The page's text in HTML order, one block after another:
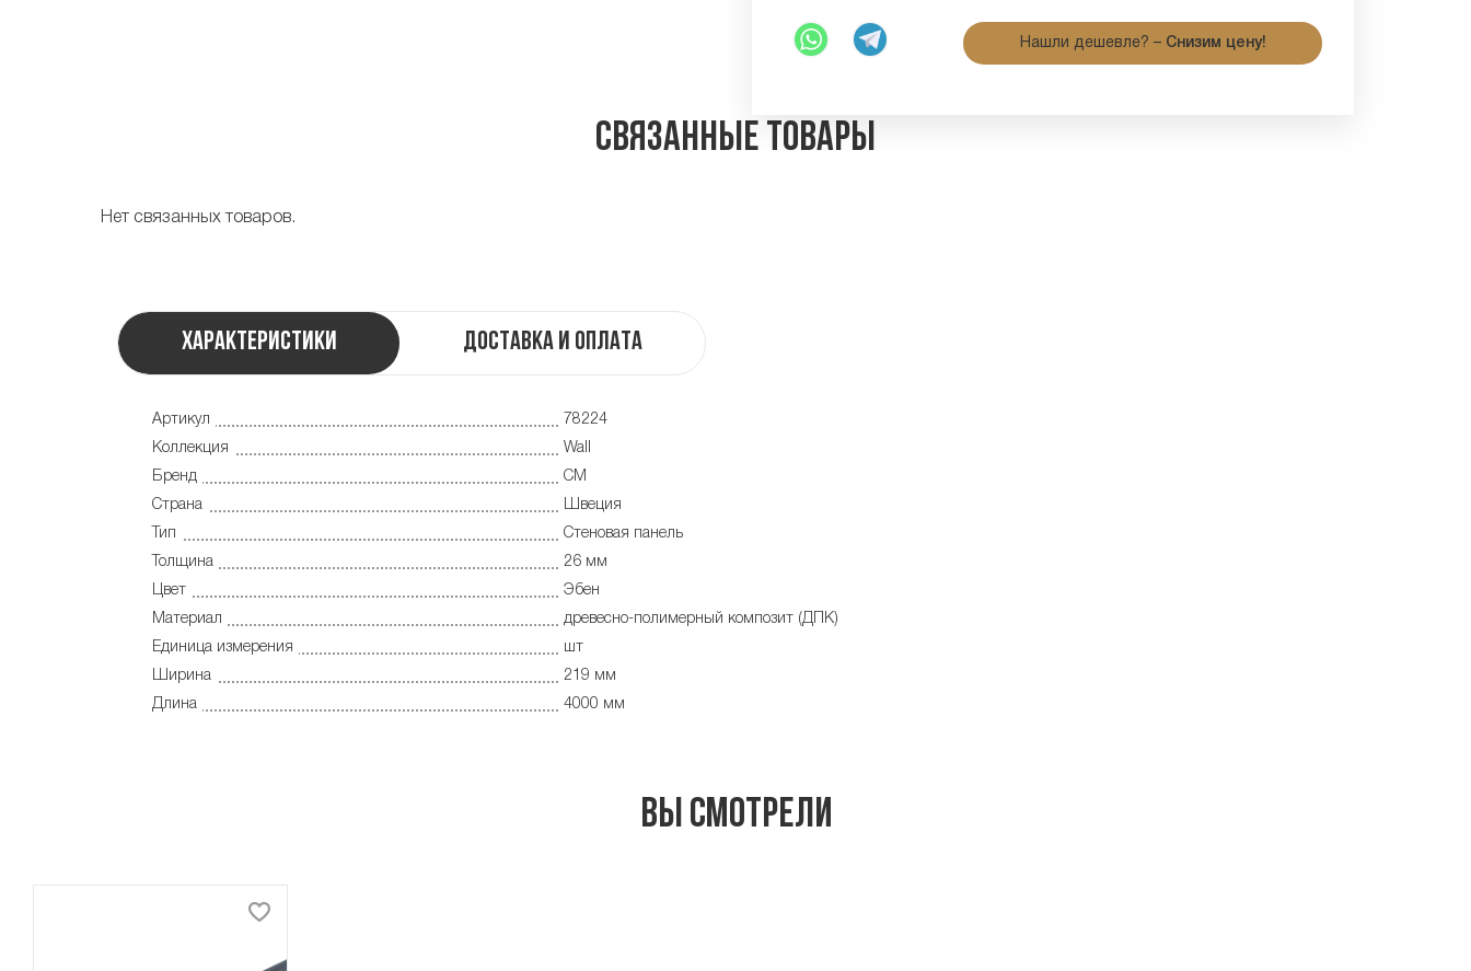
Нашли дешевле? – Снизим цену!
Связанные товары
Нет связанных товаров.
Характеристики Доставка и оплата
Артикул
78224
Коллекция
Wall
Бренд
CM
Страна
Швеция
Тип
Cтеновая панель
Толщина
26 мм
Цвет
Эбен
Материал
древесно-полимерный композит (ДПК)
Единица измерения
шт
Ширина
219 мм
Длина
4000 мм
Вы смотрели